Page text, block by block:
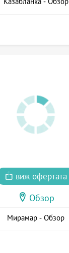
виж офертата
Обзор
Мирамар - Обзор